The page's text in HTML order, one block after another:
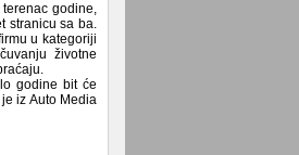
godine,
stranicu sa ba.
u kategoriji
životne
godine bit će
iz Auto Media